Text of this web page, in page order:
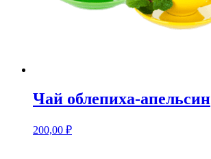
Чай облепиха-апельсин
200,00 ₽